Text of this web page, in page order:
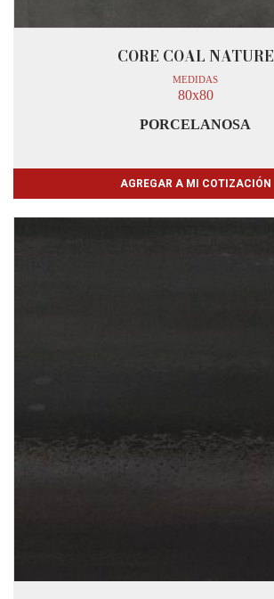
CORE COAL NATURE
MEDIDAS
80x80
PORCELANOSA
AGREGAR A MI COTIZACIÓN